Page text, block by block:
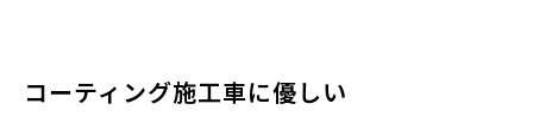
コーティング施工車に優しい